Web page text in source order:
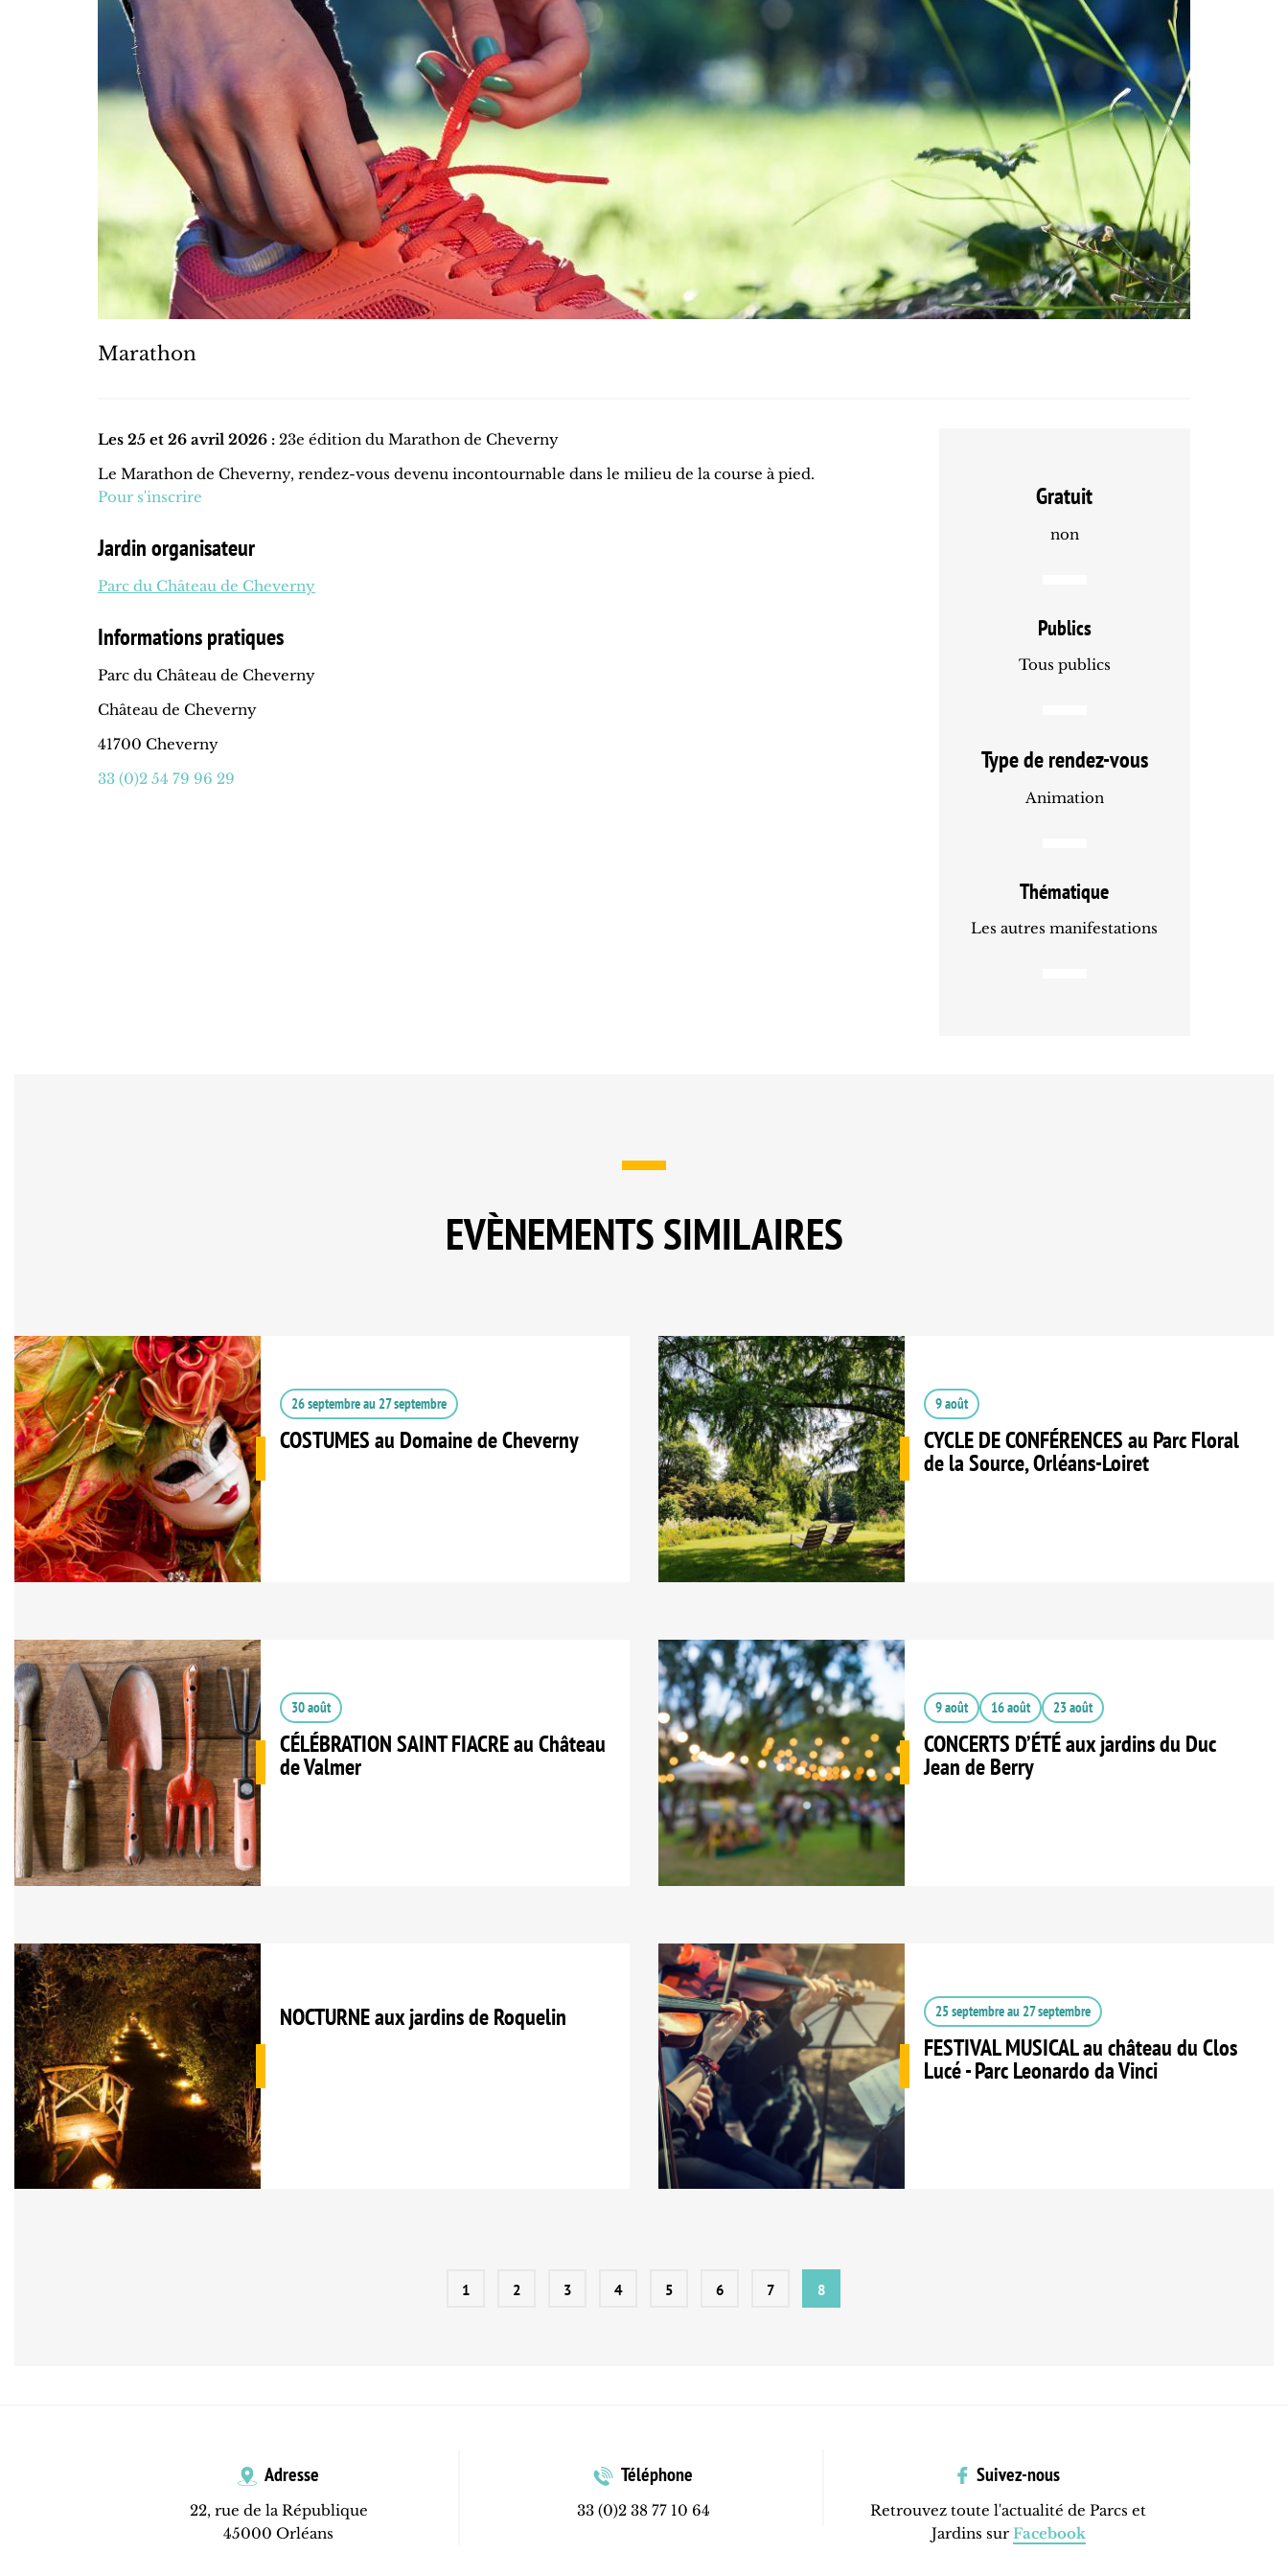
Marathon
Les 25 et 26 avril 2026 : 23e édition du Marathon de Cheverny
Le Marathon de Cheverny, rendez-vous devenu incontournable dans le milieu de la course à pied.
Pour s'inscrire
Jardin organisateur
Parc du Château de Cheverny
Informations pratiques
Parc du Château de Cheverny
Château de Cheverny
41700 Cheverny
33 (0)2 54 79 96 29
Gratuit
non
Publics
Tous publics
Type de rendez-vous
Animation
Thématique
Les autres manifestations
EVÈNEMENTS SIMILAIRES
26 septembreau 27 septembre
COSTUMES au Domaine de Cheverny
9 août
CYCLE DE CONFÉRENCES au Parc Floral
de la Source, Orléans-Loiret
30 août
CÉLÉBRATION SAINT FIACRE au Château
de Valmer
9 août 16 août 23 août
CONCERTS D’ÉTÉ aux jardins du Duc
Jean de Berry
NOCTURNE aux jardins de Roquelin 25 septembreau 27 septembre
FESTIVAL MUSICAL au château du Clos
Lucé - Parc Leonardo da Vinci
1 2 3 4 5 6 7 8
Adresse
22, rue de la République
45000 Orléans
Téléphone
33 (0)2 38 77 10 64
Suivez-nous
Retrouvez toute l'actualité de Parcs et
Jardins sur Facebook